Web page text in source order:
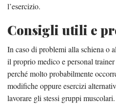
l’esercizio.
Consigli utili e
In caso di problemi alla schiena o
il proprio medico e personal
perché molto probabilmente
modifiche oppure esercizi
lavorare gli stessi gruppi